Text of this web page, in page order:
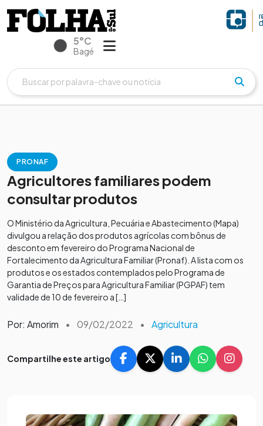
5°C
Bagé
PRONAF
Agricultores familiares podem
consultar produtos
O Ministério da Agricultura, Pecuária e Abastecimento (Mapa)
divulgou a relação dos produtos agrícolas com bônus de
desconto em fevereiro do Programa Nacional de
Fortalecimento da Agricultura Familiar (Pronaf). A lista com os
produtos e os estados contemplados pelo Programa de
Garantia de Preços para Agricultura Familiar (PGPAF) tem
validade de 10 de fevereiro a […]
Por: Amorim • 09/02/2022 • Agricultura
Compartilhe este artigo